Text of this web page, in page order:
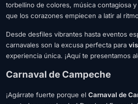
torbellino de colores, música contagiosa
que los corazones empiecen a latir al
Desde desfiles vibrantes hasta eventos
carnavales son la excusa perfecta para
experiencia única. ¡Aquí te presentamos
Carnaval de Campeche
¡Agárrate fuerte porque el Carnaval de